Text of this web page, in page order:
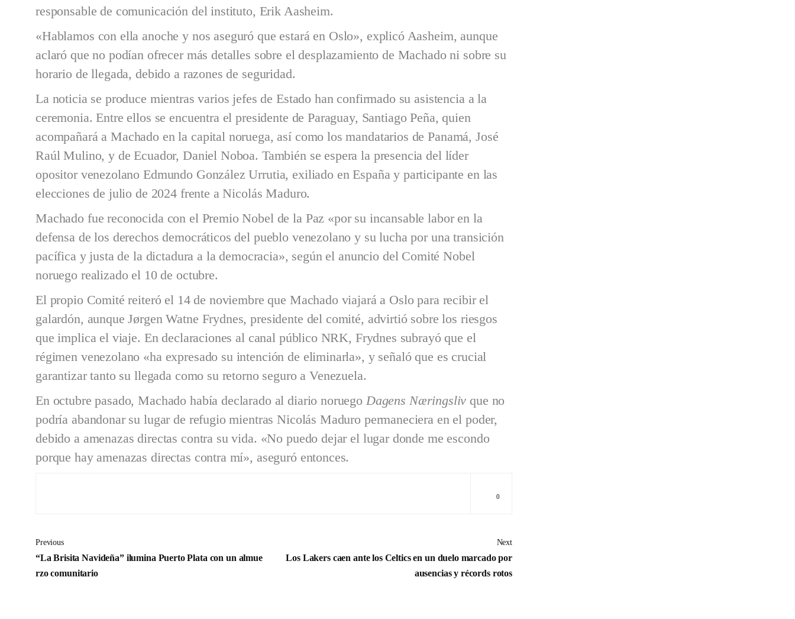
responsable de comunicación del instituto, Erik Aasheim.
«Hablamos con ella anoche y nos aseguró que estará en Oslo», explicó Aasheim, aunque
aclaró que no podían ofrecer más detalles sobre el desplazamiento de Machado ni sobre su
horario de llegada, debido a razones de seguridad.
La noticia se produce mientras varios jefes de Estado han confirmado su asistencia a la
ceremonia. Entre ellos se encuentra el presidente de Paraguay, Santiago Peña, quien
acompañará a Machado en la capital noruega, así como los mandatarios de Panamá, José
Raúl Mulino, y de Ecuador, Daniel Noboa. También se espera la presencia del líder
opositor venezolano Edmundo González Urrutia, exiliado en España y participante en las
elecciones de julio de 2024 frente a Nicolás Maduro.
Machado fue reconocida con el Premio Nobel de la Paz «por su incansable labor en la
defensa de los derechos democráticos del pueblo venezolano y su lucha por una transición
pacífica y justa de la dictadura a la democracia», según el anuncio del Comité Nobel
noruego realizado el 10 de octubre.
El propio Comité reiteró el 14 de noviembre que Machado viajará a Oslo para recibir el
galardón, aunque Jørgen Watne Frydnes, presidente del comité, advirtió sobre los riesgos
que implica el viaje. En declaraciones al canal público NRK, Frydnes subrayó que el
régimen venezolano «ha expresado su intención de eliminarla», y señaló que es crucial
garantizar tanto su llegada como su retorno seguro a Venezuela.
En octubre pasado, Machado había declarado al diario noruego Dagens Næringsliv que no
podría abandonar su lugar de refugio mientras Nicolás Maduro permaneciera en el poder,
debido a amenazas directas contra su vida. «No puedo dejar el lugar donde me escondo
porque hay amenazas directas contra mí», aseguró entonces.
0
Previous
“La Brisita Navideña” ilumina Puerto Plata con un almue
rzo comunitario
Next
Los Lakers caen ante los Celtics en un duelo marcado por
ausencias y récords rotos